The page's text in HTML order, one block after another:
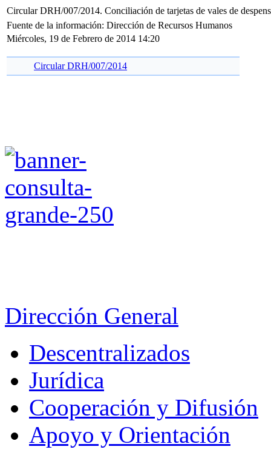
Circular DRH/007/2014. Conciliación de tarjetas de vales de
Fuente de la información: Dirección de Recursos Humanos
Miércoles, 19 de Febrero de 2014 14:20
Circular DRH/007/2014
Dirección General
Descentralizados
Jurídica
Cooperación y Difusión
Apoyo y Orientación